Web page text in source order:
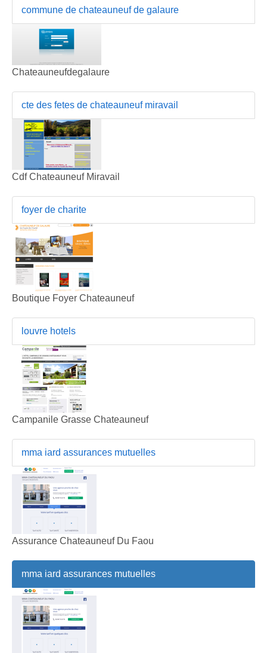
commune de chateauneuf de galaure
Chateauneufdegalaure
cte des fetes de chateauneuf miravail
Cdf Chateauneuf Miravail
foyer de charite
Boutique Foyer Chateauneuf
louvre hotels
Campanile Grasse Chateauneuf
mma iard assurances mutuelles
Assurance Chateauneuf Du Faou
mma iard assurances mutuelles